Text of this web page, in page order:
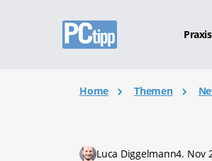
Praxis
Home Themen
Luca Diggelmann4. Nov